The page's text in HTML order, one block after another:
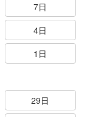
7日
4日
1日
29日